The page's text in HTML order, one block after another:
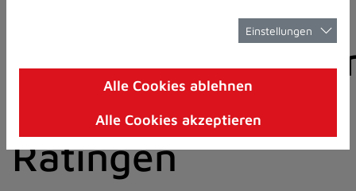
8)
I)
der Stadt
Ratingen
Einstellungen
Alle Cookies ablehnen
Alle Cookies akzeptieren